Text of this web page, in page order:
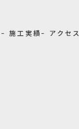
− 施工実績 − アクセス